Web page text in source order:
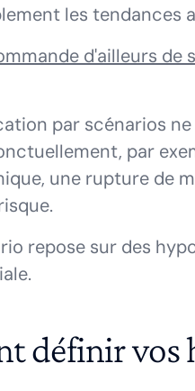
les tendances
d'ailleurs de
par scénarios
par
une rupture de
repose sur des
définir vos